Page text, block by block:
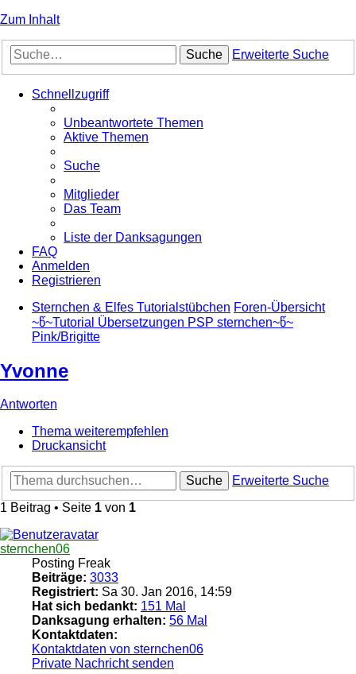
Zum Inhalt
Suche Erweiterte Suche
Schnellzugriff
Unbeantwortete Themen
Aktive Themen
Suche
Mitglieder
Das Team
Liste der Danksagungen
FAQ
Anmelden
Registrieren
Sternchen & Elfes Tutorialstübchen Foren-Übersicht
~წ~Tutorial Übersetzungen PSP sternchen~წ~
Pink/Brigitte
Yvonne
Antworten
Thema weiterempfehlen
Druckansicht
Suche
Erweiterte Suche
1 Beitrag • Seite 1 von 1
sternchen06
Posting Freak
Beiträge: 3033
Registriert: Sa 30. Jan 2016, 14:59
Hat sich bedankt: 151 Mal
Danksagung erhalten: 56 Mal
Kontaktdaten:
Kontaktdaten von sternchen06
Private Nachricht senden